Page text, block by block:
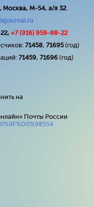
Москва, М-54, а/я 32.
+7 (916) 959-88-22
71458, 71695(год)
71459, 71696 (год)
на
Почты России